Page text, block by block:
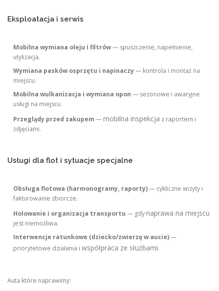
Eksploatacja i serwis
Mobilna wymiana oleju i filtrów— spuszczenie, napełnienie,
utylizacja.
Wymiana pasków osprzętu i napinaczy— kontrola i montaż na
miejscu.
Mobilna wulkanizacja i wymiana opon — sezonowe i awaryjne
usługi na miejscu.
Przeglądy przed zakupem —mobilna inspekcja z raportem i
zdjęciami.
Usługi dla flot i sytuacje specjalne
Obsługa flotowa (harmonogramy, raporty)— cykliczne wizyty i
fakturowanie zbiorcze.
Holowanie i organizacja transportu — gdynaprawa na miejscu
jest niemożliwa.
Interwencje ratunkowe (dziecko/zwierzę w aucie)—
priorytetowe działania iwspółpraca ze służbami.
Auta które naprawimy: